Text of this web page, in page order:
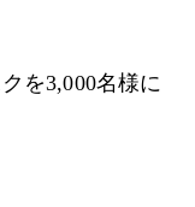
を3,000名様に